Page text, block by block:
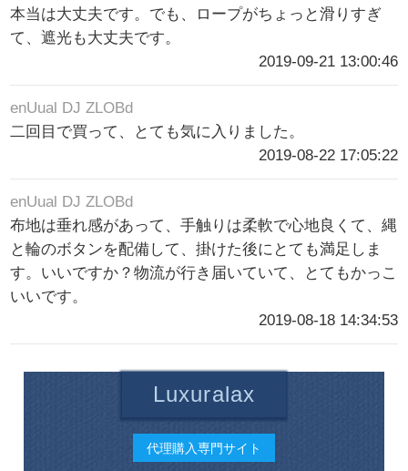
本当は大丈夫です。でも、ロープがちょっと滑りすぎ
て、遮光も大丈夫です。
2019-09-21 13:00:46
enUual DJ ZLOBd
二回目で買って、とても気に入りました。
2019-08-22 17:05:22
enUual DJ ZLOBd
布地は垂れ感があって、手触りは柔軟で心地良くて、縄
と輪のボタンを配備して、掛けた後にとても満足しま
す。いいですか？物流が行き届いていて、とてもかっこ
いいです。
2019-08-18 14:34:53
Luxuralax
代理購入専門サイト